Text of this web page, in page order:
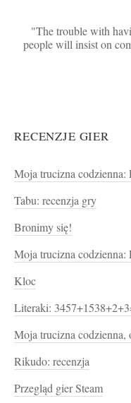
The trouble with
people will insist on
RECENZJE GIER
Moja trucizna codzienna:
Tabu: recenzja gry
Bronimy się!
Moja trucizna codzienna:
Kloc
Literaki:
Moja trucizna codzienna,
Rikudo: recenzja
Przegląd gier Steam